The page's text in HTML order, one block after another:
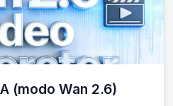
(modo Wan 2.6)